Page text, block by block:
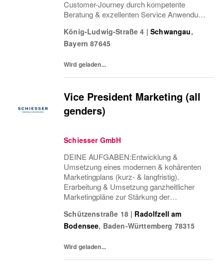
Customer-Journey durch kompetente
Beratung & exzellenten Service Anwendung
Optimierung des Einkaufserlebnisses
Sicherstellung einer attraktiven...
König-Ludwig-Straße 4 | Schwangau,
Bayern 87645
Wird geladen...
Vice President Marketing (all
genders)
Schiesser GmbH
DEINE AUFGABEN:Entwicklung &
Umsetzung eines modernen & kohärenten
Marketingplans (kurz- & langfristig).
Erarbeitung & Umsetzung ganzheitlicher
Marketingpläne zur Stärkung der
Unternehmensziele. Verantwortung eines
integrierten Omnichannel-Ansatzes (Paid,...
Schützenstraße 18 | Radolfzell am
Bodensee, Baden-Württemberg 78315
Wird geladen...